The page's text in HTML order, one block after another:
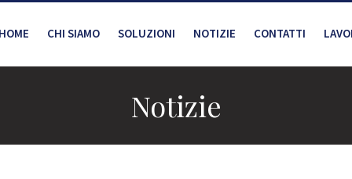
HOME CHI SIAMO SOLUZIONI NOTIZIE CONTATTI
Notizie